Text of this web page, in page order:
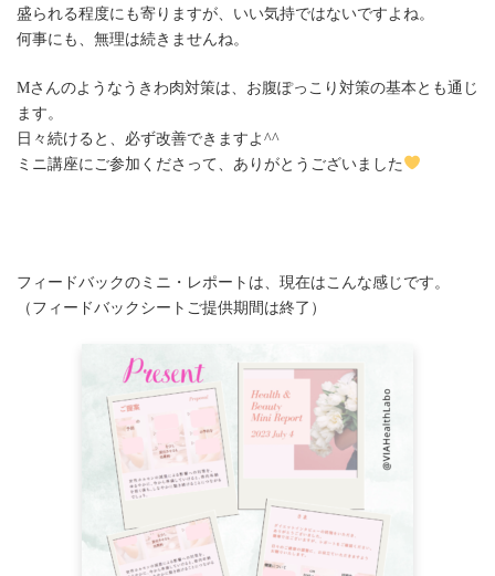
盛られる程度にも寄りますが、いい気持ではないですよね。
何事にも、無理は続きませんね。
Mさんのようなうきわ肉対策は、お腹ぽっこり対策の基本とも通じ
ます。
日々続けると、必ず改善できますよ^^
ミニ講座にご参加くださって、ありがとうございました
フィードバックのミニ・レポートは、現在はこんな感じです。
（フィードバックシートご提供期間は終了）